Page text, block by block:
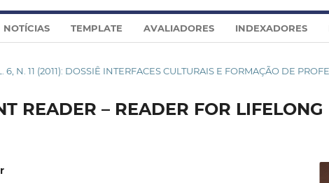
NOTÍCIAS TEMPLATE AVALIADORES INDEXADORES
6, N. 11 (2011): DOSSIÊ INTERFACES CULTURAIS E FORMAÇÃO DE
READER – READER FOR LIFELONG